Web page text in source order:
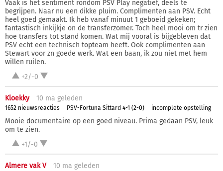
Vaak is het sentiment rondom PSV Play negatief, deels te
begrijpen. Naar nu een dikke pluim. Complimenten aan PSV. Echt
heel goed gemaakt. Ik heb vanaf minuut 1 geboeid gekeken;
fantastisch inkijkje on de transferzomer. Toch heel mooi om tr zien
hoe transfers tot stand komen. Wat mij vooral is bijgebleven dat
PSV echt een technisch topteam heeft. Ook complimenten aan
Stewart voor zn goede werk. Wat een baan, ik zou niet met hem
willen ruilen.
+2/-0
Kloekky 10 ma geleden
1652 nieuwsreacties PSV-Fortuna Sittard 4-1 (2-0) incomplete opstelling
Mooie documentaire op een goed niveau. Prima gedaan PSV, leuk
om te zien.
+1/-0
Almere vak V 10 ma geleden